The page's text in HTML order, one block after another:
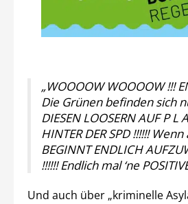
„WOOOOW WOOOOW !!!
Die Grünen befinden sich
DIESEN LOOSERN AUF P
HINTER DER SPD !!!!!!
BEGINNT ENDLICH
!!!!!! Endlich mal ‘ne
Und auch über „kriminelle